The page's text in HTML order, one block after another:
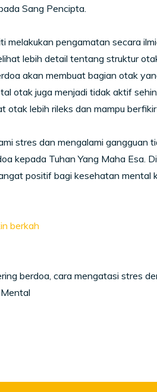
Sang Pencipta.
melakukan pengamatan secara
lebih detail tentang struktur
akan membuat bagian otak
otak juga menjadi tidak aktif
otak lebih rileks dan mampu berfikir
stres dan mengalami gangguan
kepada Tuhan Yang Maha Esa.
positif bagi kesehatan mental
berkah
berdoa, cara mengatasi stres